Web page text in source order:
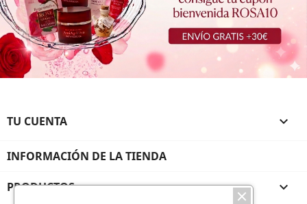
TU CUENTA 
INFORMACIÓN DE LA TIENDA
PRODUCTOS 